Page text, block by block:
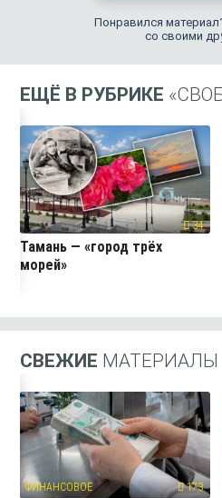
Понравился
со своими
ЕЩЁ В РУБРИКЕ
34
Тамань — «город трёх
морей»
СВЕЖИЕ МАТЕРИАЛЫ
ФИНАНСОВОЕ 173